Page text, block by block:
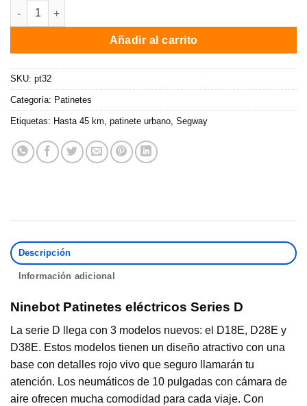
Patinete eléctrico Ninebot KickScooter D38E de Segway /
Añadir al carrito
SKU: pt32
Categoría: Patinetes
Etiquetas: Hasta 45 km patinete urbano Segway
Descripción
Información adicional
Ninebot Patinetes eléctricos Series D
La serie D llega con 3 modelos nuevos: el D18E, D28E y
D38E. Estos modelos tienen un diseño atractivo con una
base con detalles rojo vivo que seguro llamarán tu
atención. Los neumáticos de 10 pulgadas con cámara de
aire ofrecen mucha comodidad para cada viaje. Con